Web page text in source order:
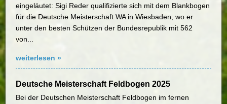
eingeläutet: Sigi Reder qualifizierte sich mit dem Blankbogen
für die Deutsche Meisterschaft WA in Wiesbaden, wo er
unter den besten Schützen der Bundesrepublik mit 562
von...
weiterlesen »
Deutsche Meisterschaft Feldbogen 2025
Bei der Deutschen Meisterschaft Feldbogen im fernen